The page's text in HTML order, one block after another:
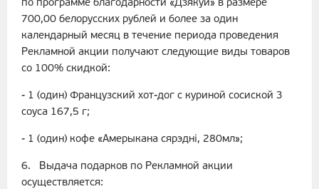
по программе благодарности «Дзякуй» в размере
700,00 белорусских рублей и более за один
календарный месяц в течение периода проведения
Рекламной акции получают следующие виды товаров
со 100% скидкой:
- 1 (один) Французский хот-дог с куриной сосиской 3
соуса 167,5 г;
- 1 (один) кофе «Амерыкана сярэднi, 280мл»;
6. Выдача подарков по Рекламной акции
осуществляется: